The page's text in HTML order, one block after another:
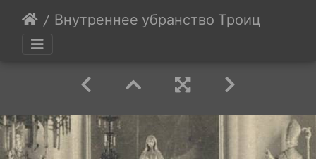
Внутреннее убранство Троицого